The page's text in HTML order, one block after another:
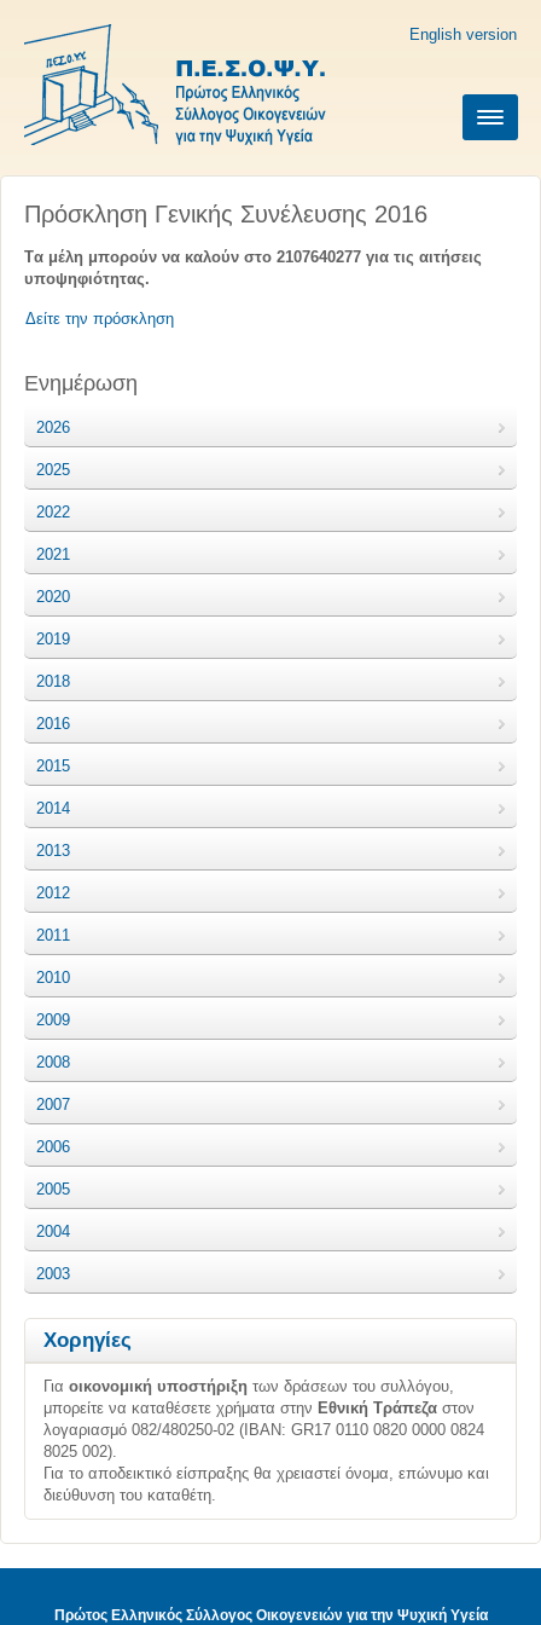
English version
Πρόσκληση Γενικής Συνέλευσης 2016
Tα μέλη μπορούν να καλούν στο 2107640277 για τις αιτήσεις
υποψηφιότητας.
Δείτε την πρόσκληση
Ενημέρωση
2026
2025
2022
2021
2020
2019
2018
2016
2015
2014
2013
2012
2011
2010
2009
2008
2007
2006
2005
2004
2003
Χορηγίες
Για οικονομική υποστήριξη των δράσεων του συλλόγου,
μπορείτε να καταθέσετε χρήματα στην Εθνική Τράπεζα στον
λογαριασμό 082/480250-02 (ΙΒΑΝ: GR17 0110 0820 0000 0824
8025 002).
Για το αποδεικτικό είσπραξης θα χρειαστεί όνομα, επώνυμο και
διεύθυνση του καταθέτη.
Πρώτος Ελληνικός Σύλλογος Οικογενειών για την Ψυχική Υγεία